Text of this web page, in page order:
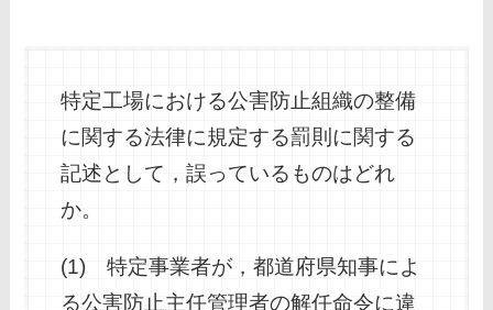
特定工場における公害防止組織の整備
に関する法律に規定する罰則に関する
記述として，誤っているものはどれ
か。
(1) 特定事業者が，都道府県知事によ
る公害防止主任管理者の解任命令に違